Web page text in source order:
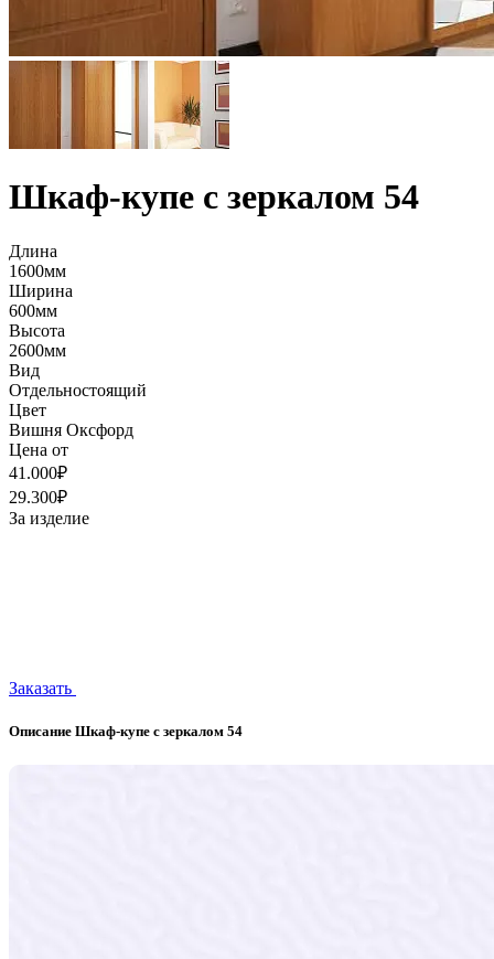
Шкаф-купе с зеркалом 54
Длина
1600мм
Ширина
600мм
Высота
2600мм
Вид
Отдельностоящий
Цвет
Вишня Оксфорд
Цена от
41.000₽
29.300₽
За изделие
Заказать
Описание Шкаф-купе с зеркалом 54